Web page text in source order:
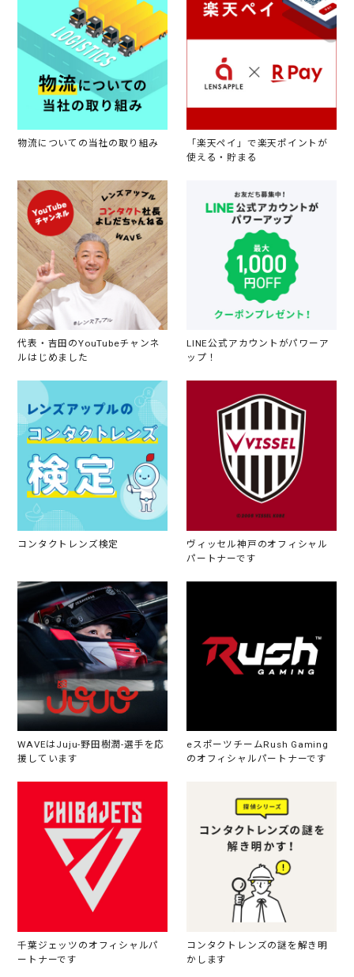
物流についての当社の取り組み
「楽天ペイ」で楽天ポイントが
使える・貯まる
代表・吉田のYouTubeチャンネ
ルはじめました
LINE公式アカウントがパワーア
ップ！
コンタクトレンズ検定
ヴィッセル神戸のオフィシャル
パートナーです
WAVEはJuju-野田樹潤-選手を応
援しています
eスポーツチームRush Gaming
のオフィシャルパートナーです
千葉ジェッツのオフィシャルパ
ートナーです
コンタクトレンズの謎を解き明
かします